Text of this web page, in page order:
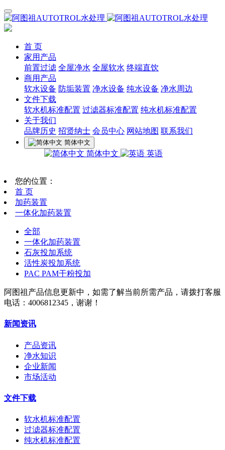
首 页
家用产品
前置过滤 全屋净水 全屋软水 终端直饮
商用产品
软水设备 防垢装置 净水设备 纯水设备 净水周边
文件下载
软水机标准配置 过滤器标准配置 纯水机标准配置
关于我们
品牌历史 招贤纳士 会员中心 网站地图 联系我们
简体中文
简体中文 英语
您的位置：
首 页
加药装置
一体化加药装置
全部
一体化加药装置
石灰投加系统
活性炭投加系统
PAC PAM干粉投加
阿图祖产品信息更新中，如需了解当前所需产品，请拨打客服
电话：4006812345，谢谢！
新闻资讯
产品资讯
净水知识
企业新闻
市场活动
文件下载
软水机标准配置
过滤器标准配置
纯水机标准配置